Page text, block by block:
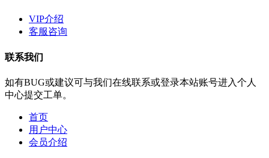
VIP介绍
客服咨询
联系我们
如有BUG或建议可与我们在线联系或登录本站账号进入个人
中心提交工单。
首页
用户中心
会员介绍